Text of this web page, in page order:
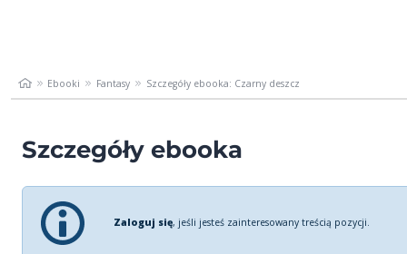
Ebooki Fantasy Szczegóły ebooka: Czarny deszcz
Szczegóły ebooka
Zaloguj się, jeśli jesteś zainteresowany treścią pozycji.